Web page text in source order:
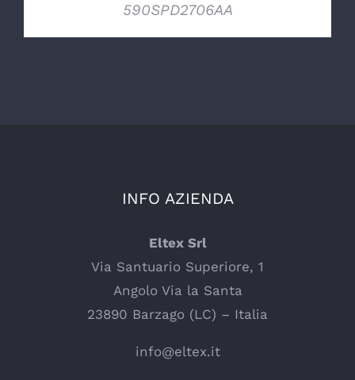
590SPD2706AA
INFO AZIENDA
Eltex Srl
Via Santuario Superiore, 1
Angolo Via la Santa
23890 Barzago (LC) – Italia
info@eltex.it